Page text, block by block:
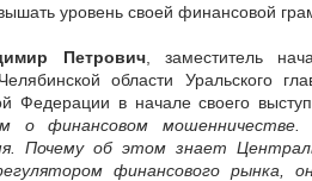
уровень своей финансовой
Петрович, заместитель
области Уральского
Федерации в начале своего
о финансовом
Почему об этом знает
финансового рынка,